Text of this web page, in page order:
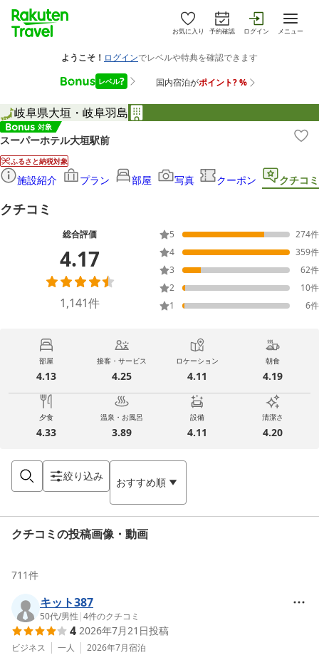
お気に入り 予約確認 ログイン メニュー
岐阜県大垣・岐阜羽島
スーパーホテル大垣駅前
ふるさと納税対象
施設紹介 プラン 部屋 写真 クーポン クチコミ
クチコミ
総合評価
4.17
1,141件
5 274件
4
359件
3
62件
2
10件
1
6件
部屋
4.13
接客・サービス
4.25
ロケーション
4.11
朝食
4.19
夕食
4.33
温泉・お風呂
3.89
設備
4.11
清潔さ
4.20
絞り込み おすすめ順
クチコミの投稿画像・動画
711件
キット387
50代/男性 |4件のクチコミ
4 2026年7月21日投稿
ビジネス 一人 2026年7月宿泊